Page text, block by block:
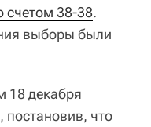
счетом 38-38.
выборы были
18 декабря
, постановив, что